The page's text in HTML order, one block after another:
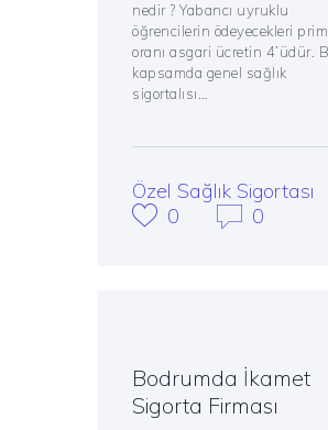
nedir ? Yabancı uyruklu
öğrencilerin ödeyecekleri prim
oranı asgari ücretin 4’üdür.
kapsamda genel sağlık
sigortalısı…
Özel Sağlık Sigortası
0
0
Bodrumda İkamet
Sigorta Firması